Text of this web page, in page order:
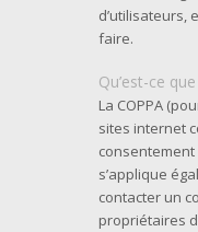
d’utilisateurs,
faire.
Qu’est-ce
La COPPA
sites internet
s’applique
contacter un
propriétaires